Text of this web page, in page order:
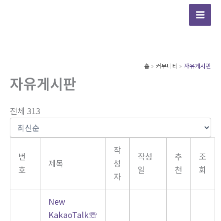
홈 커뮤니티 자유게시판
자유게시판
전체 313
번
호
제목
작
성
자
작성
일
추
천
조
회
New
KakaoTalk☏